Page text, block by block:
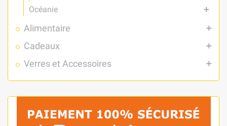
Océanie
add
Alimentaire add
Cadeaux add
Verres et Accessoires add